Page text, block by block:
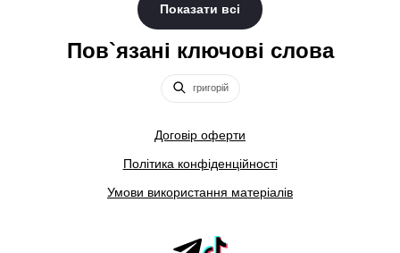
Показати всі
Пов`язані ключові слова
григорій
Договір оферти
Політика конфіденційності
Умови використання матеріалів